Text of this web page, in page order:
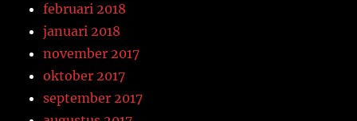
februari 2018
januari 2018
november 2017
oktober 2017
september 2017